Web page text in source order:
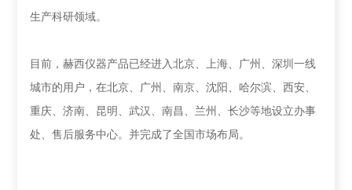
生产科研领域。
目前，赫西仪器产品已经进入北京、上海、广州、深圳一线
城市的用户，在北京、广州、南京、沈阳、哈尔滨、西安、
重庆、济南、昆明、武汉、南昌、兰州、长沙等地设立办事
处、售后服务中心。并完成了全国市场布局。